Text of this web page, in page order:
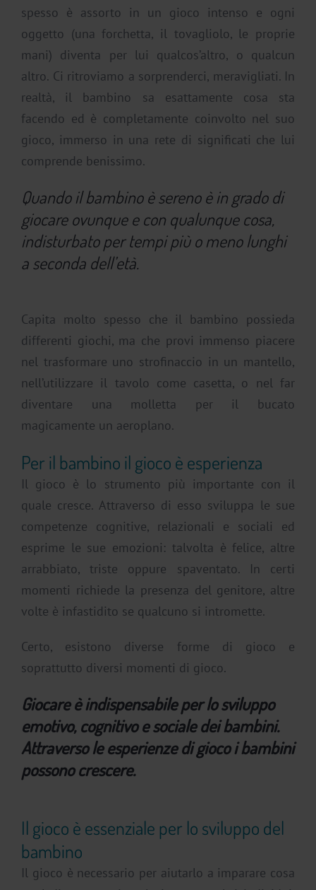
spesso è assorto in un gioco intenso e ogni
oggetto (una forchetta, il tovagliolo, le proprie
mani) diventa per lui qualcos’altro, o qualcun
altro. Ci ritroviamo a sorprenderci, meravigliati. In
realtà, il bambino sa esattamente cosa sta
facendo ed è completamente coinvolto nel suo
gioco, immerso in una rete di significati che lui
comprende benissimo.
Quando il bambino è sereno è in grado di
giocare ovunque e con qualunque cosa,
indisturbato per tempi più o meno lunghi
a seconda dell’età.
Capita molto spesso che il bambino possieda
differenti giochi, ma che provi immenso piacere
nel trasformare uno strofinaccio in un mantello,
nell’utilizzare il tavolo come casetta, o nel far
diventare una molletta per il bucato
magicamente un aeroplano.
Per il bambino il gioco è esperienza
Il gioco è lo strumento più importante con il
quale cresce. Attraverso di esso sviluppa le sue
competenze cognitive, relazionali e sociali ed
esprime le sue emozioni: talvolta è felice, altre
arrabbiato, triste oppure spaventato. In certi
momenti richiede la presenza del genitore, altre
volte è infastidito se qualcuno si intromette.
Certo, esistono diverse forme di gioco e
soprattutto diversi momenti di gioco.
Giocare è indispensabile per lo sviluppo
emotivo, cognitivo e sociale dei bambini.
Attraverso le esperienze di gioco i bambini
possono crescere.
Il gioco è essenziale per lo sviluppo del
bambino
Il gioco è necessario per aiutarlo a imparare cosa